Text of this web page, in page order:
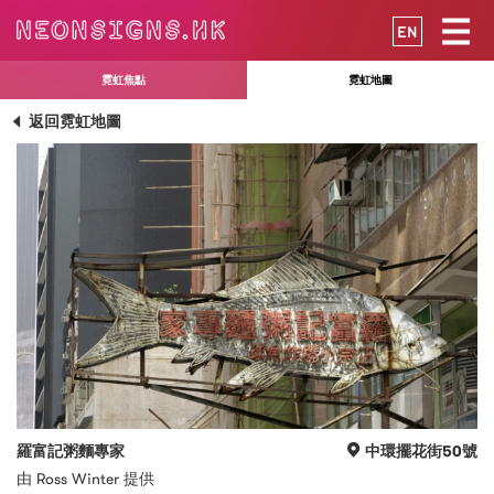
EN
霓虹焦點 霓虹地圖
返回霓虹地圖
羅富記粥麵專家
中環擺花街50號
由 Ross Winter 提供